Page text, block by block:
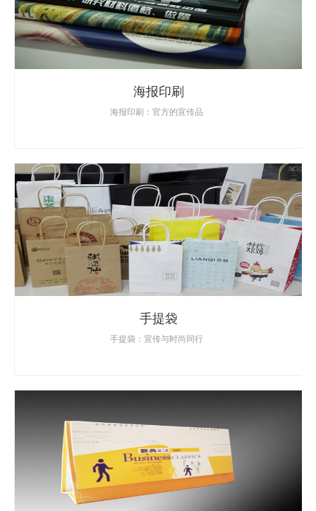
海报印刷
海报印刷：官方的宣传品
手提袋
手提袋：宣传与时尚同行